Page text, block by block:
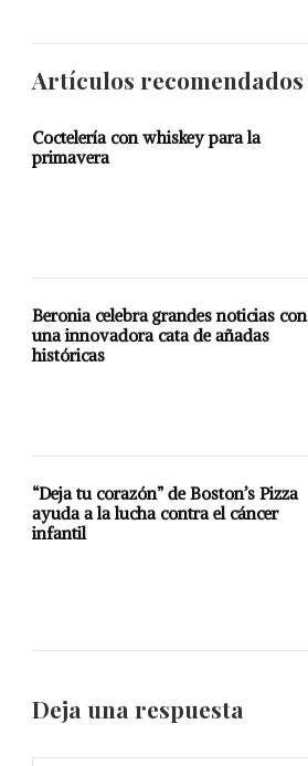
Artículos recomendados
Coctelería con whiskey para la
primavera
Beronia celebra grandes noticias con
una innovadora cata de añadas
históricas
“Deja tu corazón” de Boston’s Pizza
ayuda a la lucha contra el cáncer
infantil
Deja una respuesta